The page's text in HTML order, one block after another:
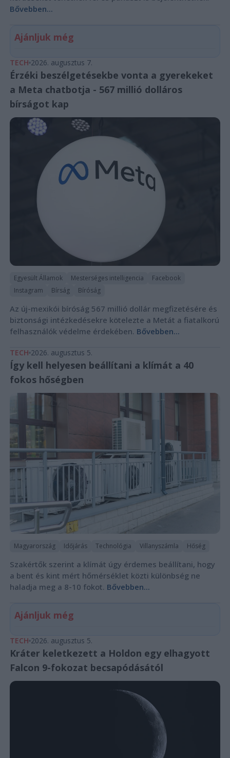
Bővebben...
Ajánljuk még
TECH 2026. augusztus 7.
Érzéki beszélgetésekbe vonta a gyerekeket
a Meta chatbotja - 567 millió dolláros
bírságot kap
Egyesült Államok Mesterséges intelligencia
Facebook
Instagram
Bírság Bíróság
Az új-mexikói bíróság 567 millió dollár megfizetésére és
biztonsági intézkedésekre kötelezte a Metát a fiatalkorú
felhasználók védelme érdekében. Bővebben...
TECH 2026. augusztus 5.
Így kell helyesen beállítani a klímát a 40
fokos hőségben
Magyarország Időjárás Technológia Villanyszámla Hőség
Szakértők szerint a klímát úgy érdemes beállítani, hogy
a bent és kint mért hőmérséklet közti különbség ne
haladja meg a 8-10 fokot. Bővebben...
Ajánljuk még
TECH 2026. augusztus 5.
Kráter keletkezett a Holdon egy elhagyott
Falcon 9-fokozat becsapódásától